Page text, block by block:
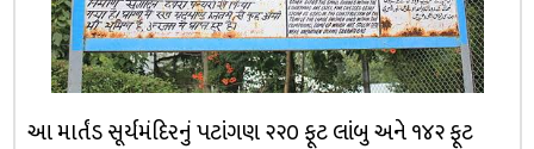
આ માર્તંડ સૂર્યમંદિરનું પટાંગણ ૨૨૦ ફૂટ લાંબુ અને ૧૪૨ ફૂટ